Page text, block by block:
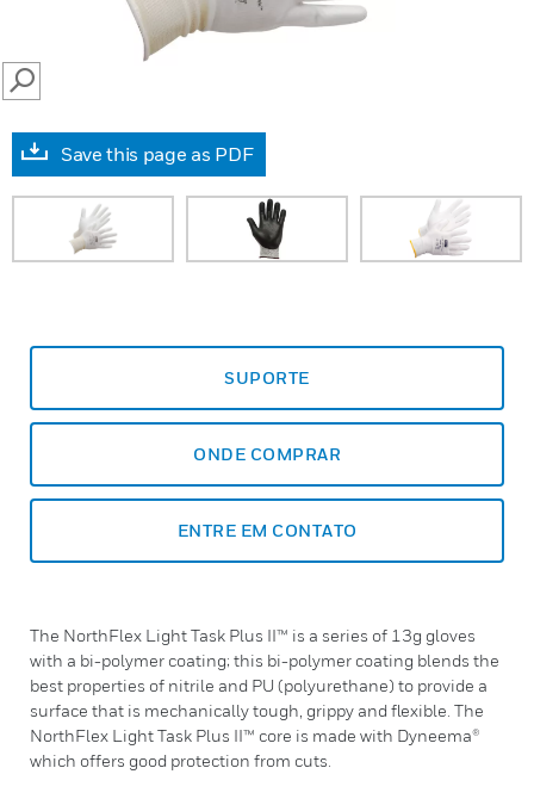
SEARCH
Save this page as PDF
SUPORTE
ONDE COMPRAR
ENTRE EM CONTATO
The NorthFlex Light Task Plus II™ is a series of 13g gloves
with a bi-polymer coating; this bi-polymer coating blends the
best properties of nitrile and PU (polyurethane) to provide a
surface that is mechanically tough, grippy and flexible. The
NorthFlex Light Task Plus II™ core is made with Dyneema®
which offers good protection from cuts.